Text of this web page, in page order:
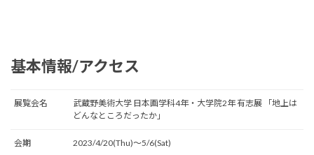
基本情報/アクセス
展覧会名
武蔵野美術大学 日本画学科4年・大学院2年 有志展 「地上は
どんなところだったか」
会期 2023/4/20(Thu)〜5/6(Sat)